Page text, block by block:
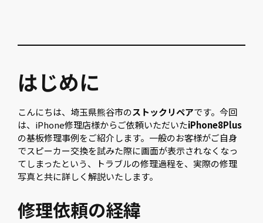
はじめに
こんにちは、埼玉県熊谷市のストックリペアです。今回
は、iPhone修理店様からご依頼いただいたiPhone8Plus
の基板修理事例をご紹介します。一般のお客様がご自身
でスピーカー交換を試みた際に画面が表示されなくなっ
てしまったという、トラブルの修理過程を、実際の修理
写真と共に詳しく解説いたします。
修理依頼の経緯